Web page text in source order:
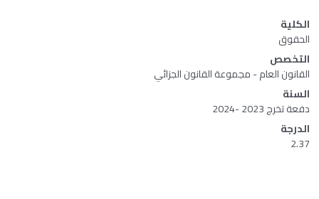
الكلية
الحقوق
التخصص
القانون العام - مجموعة القانون الجزائي
السنة
دفعة تخرج 2023 -2024
الدرجة
2.37